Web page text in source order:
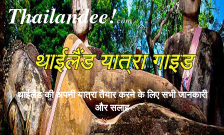
Thailandee!com
थाईलैंड यात्रा गाइड
थाईलैंड की अपनी यात्रा तैयार करने के लिए सभी जानकारी
और सलाह